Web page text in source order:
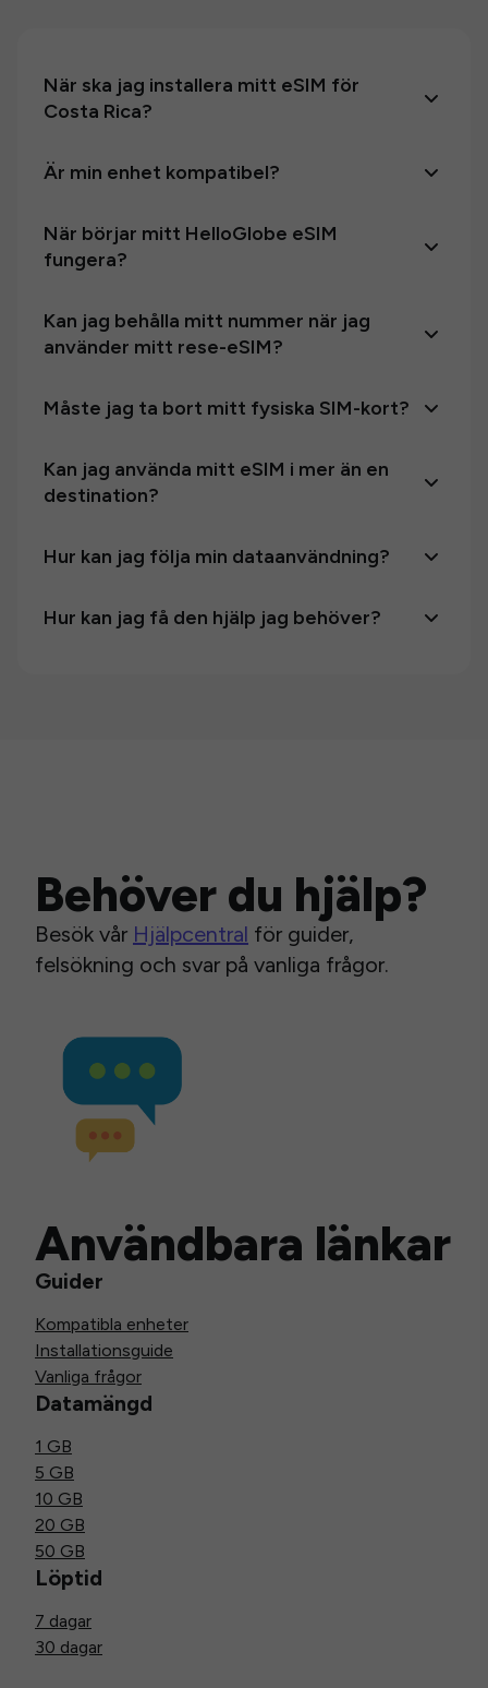
När ska jag installera mitt eSIM för
Costa Rica?
Är min enhet kompatibel?
När börjar mitt HelloGlobe eSIM
fungera?
Kan jag behålla mitt nummer när jag
använder mitt rese-eSIM?
Måste jag ta bort mitt fysiska SIM-kort?
Kan jag använda mitt eSIM i mer än en
destination?
Hur kan jag följa min dataanvändning?
Hur kan jag få den hjälp jag behöver?
Behöver du hjälp?
Besök vår Hjälpcentral för guider,
felsökning och svar på vanliga frågor.
Användbara länkar
Guider
Kompatibla enheter
Installationsguide
Vanliga frågor
Datamängd
1 GB
5 GB
10 GB
20 GB
50 GB
Löptid
7 dagar
30 dagar